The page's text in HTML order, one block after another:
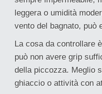
leggera o umidità
vento del bagnato, può
La cosa da controllare
può non avere grip
della piccozza. Meglio
ghiaccio o attività con